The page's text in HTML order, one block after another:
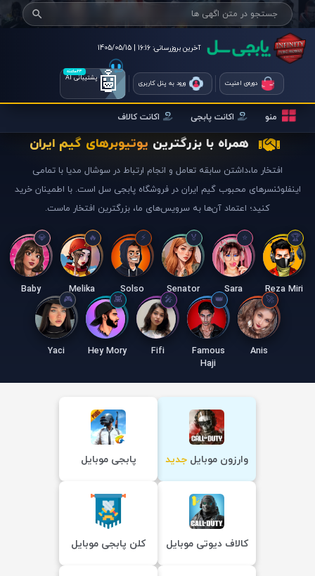
آخرین بروزرسانی: 16:16 | 1405/05/15
دوره‌ی امنیت ورود به پنل کاربری
۲۴ساعته 🤖 پشتیبانی AI
منو اکانت پابجی اکانت کالاف
همراه با بزرگترین یوتیوبرهای گیم ایران
افتخار ما،داشتن سابقه تعامل و انجام ارتباط در سوشال مدیا با تمامی
اینفلوئنسرهای محبوب گیم ایران در فروشگاه پابجی سل است. با اطمینان خرید
کنید؛ اعتماد آن‌ها به سرویس‌های ما، بزرگترین افتخار ماست.
Reza Miri
Sara
Senator
Solso
Melika
Baby
Anis
Famous
Haji
Fifi
Hey Mory
Yaci
وارزون موبایل جدید پابجی موبایل
کالاف دیوتی موبایل کلن پابجی موبایل